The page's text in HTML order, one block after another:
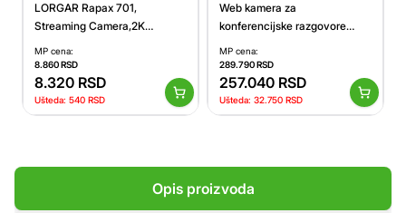
LORGAR Rapax 701,
Streaming Camera,2K
1080P/60fps, 1/3'',4Mega
CMOS Image Sensor, Auto
Focus, Built-in high sensivity
low noise cancelling
Microphone, Blue coating
105x46.8x62.5mm, Weight:
MP cena:
8.860RSD
8.320 RSD
Ušteda: 540 RSD
Web kamera za
konferencijske razgovore
Logitech Rally Plus Ultra-HD
Crna
MP cena:
289.790RSD
257.040 RSD
Ušteda: 32.750 RSD
Opis proizvoda